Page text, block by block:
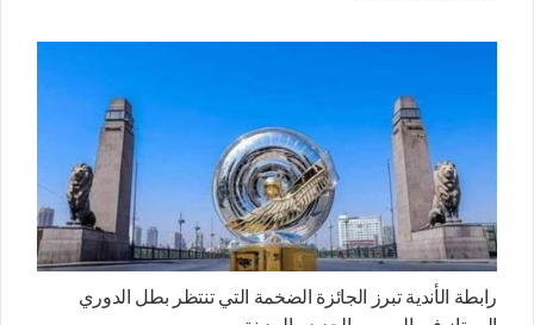
رابطة الأندية تبرز الجائزة الضخمة التي تنتظر بطل الدوري